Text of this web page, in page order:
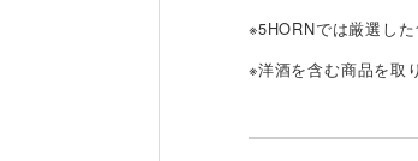
※5HORNでは厳選し
※洋酒を含む商品を取